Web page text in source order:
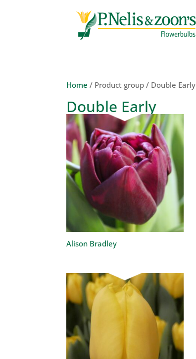
Home / Product group / Double Early
Double Early
Alison Bradley